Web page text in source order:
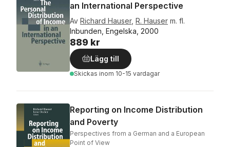
an International Perspective
Av Richard Hauser, R. Hauser m. fl.
Inbunden, Engelska, 2000
889 kr
Lägg till
Skickas inom 10-15 vardagar
Reporting on Income Distribution
and Poverty
Perspectives from a German and a European
Point of View